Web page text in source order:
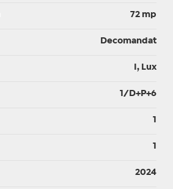
72 mp
Decomandat
I, Lux
1/D+P+6
1
1
2024